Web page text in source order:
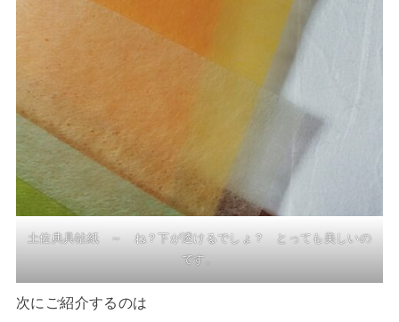
土佐典具帖紙 ～ ね？下が透けるでしょ？ とっても美しいの
です。
次にご紹介するのは